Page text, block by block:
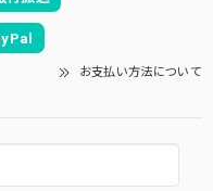
お支払い方法について